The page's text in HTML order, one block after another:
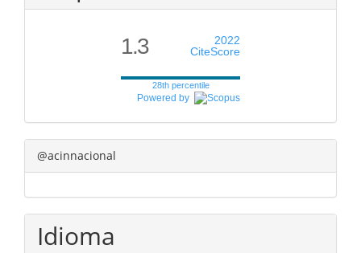
1.3
2022
CiteScore
28th percentile
Powered by
@acinnacional
Idioma